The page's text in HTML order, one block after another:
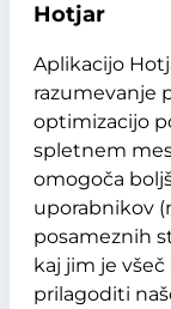
Hotjar
Aplikacijo
razumevanje
optimizacijo
spletnem
omogoča
uporabnikov
posameznih
kaj jim je
prilagoditi